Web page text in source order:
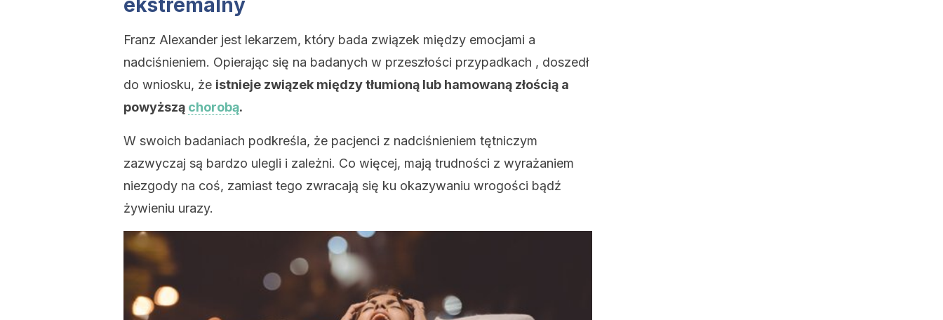
ekstremalny
Franz Alexander jest lekarzem, który bada związek między emocjami a
nadciśnieniem. Opierając się na badanych w przeszłości przypadkach , doszedł
do wniosku, że istnieje związek między tłumioną lub hamowaną złością a
powyższą chorobą.
W swoich badaniach podkreśla, że ​​pacjenci z nadciśnieniem tętniczym
zazwyczaj są bardzo ulegli i zależni. Co więcej, mają trudności z wyrażaniem
niezgody na coś, zamiast tego zwracają się ku okazywaniu wrogości bądź
żywieniu urazy.